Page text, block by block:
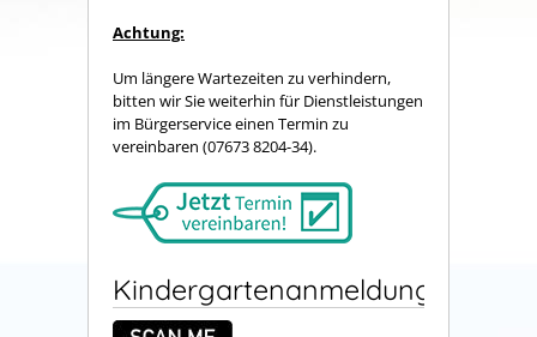
Achtung:
Um längere Wartezeiten zu verhindern,
bitten wir Sie weiterhin für Dienstleistungen
im Bürgerservice einen Termin zu
vereinbaren (07673 8204-34).
Kindergartenanmeldung